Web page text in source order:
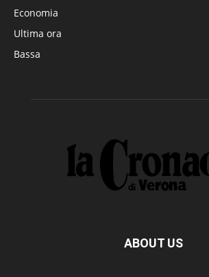
Economia
Ultima ora
Bassa
ABOUT US